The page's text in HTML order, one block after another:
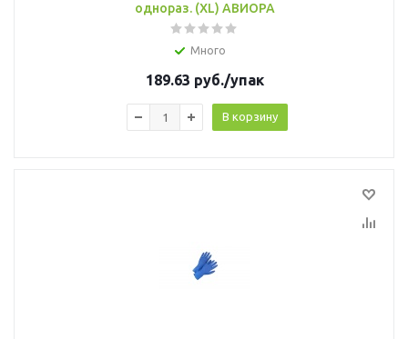
однораз. (XL) АВИОРА
Много
189.63 руб./упак
В корзину